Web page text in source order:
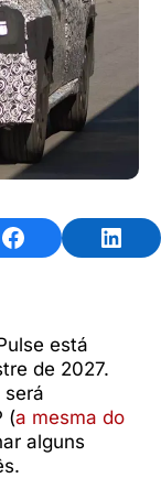
Share on Facebook
está
de 2027.
será
(a mesma do
alguns